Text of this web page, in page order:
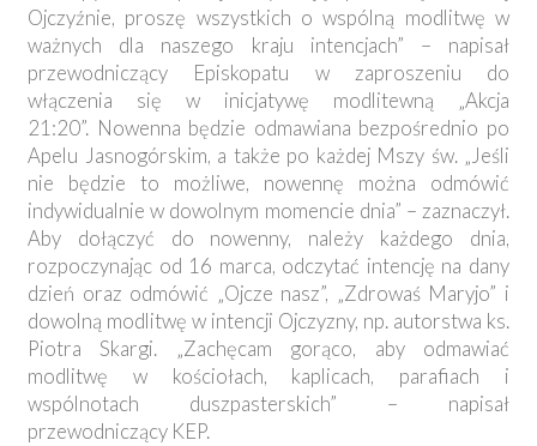
Ojczyźnie, proszę wszystkich o wspólną modlitwę w
ważnych dla naszego kraju intencjach” – napisał
przewodniczący Episkopatu w zaproszeniu do
włączenia się w inicjatywę modlitewną „Akcja
21:20”. Nowenna będzie odmawiana bezpośrednio po
Apelu Jasnogórskim, a także po każdej Mszy św. „Jeśli
nie będzie to możliwe, nowennę można odmówić
indywidualnie w dowolnym momencie dnia” – zaznaczył.
Aby dołączyć do nowenny, należy każdego dnia,
rozpoczynając od 16 marca, odczytać intencję na dany
dzień oraz odmówić „Ojcze nasz”, „Zdrowaś Maryjo” i
dowolną modlitwę w intencji Ojczyzny, np. autorstwa ks.
Piotra Skargi. „Zachęcam gorąco, aby odmawiać
modlitwę w kościołach, kaplicach, parafiach i
wspólnotach duszpasterskich” – napisał
przewodniczący KEP.